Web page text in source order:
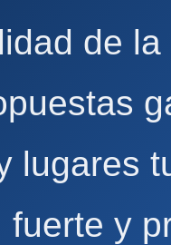
de
lugares
fuerte y